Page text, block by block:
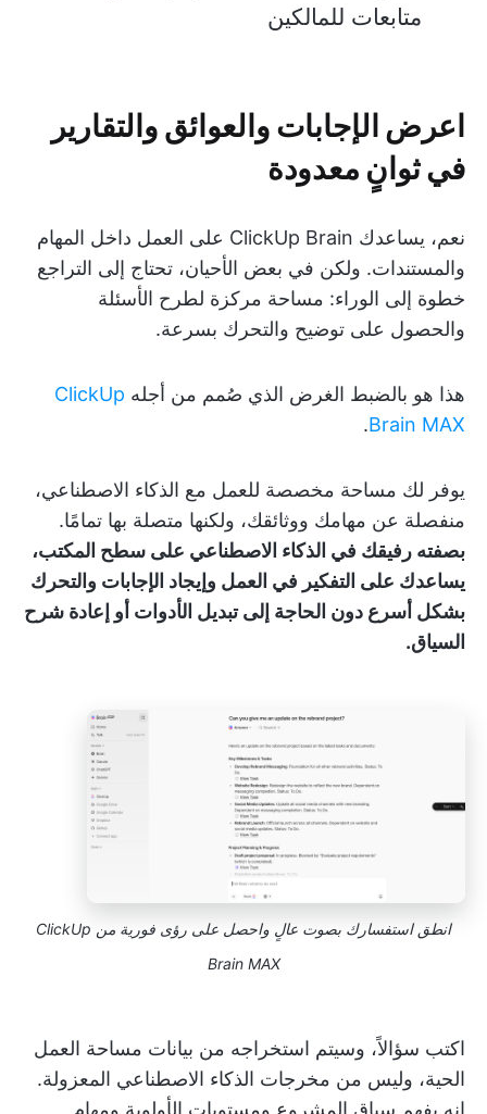
متابعات للمالكين
اعرض الإجابات والعوائق والتقارير
في ثوانٍ معدودة
نعم، يساعدك ClickUp Brain على العمل داخل المهام
والمستندات. ولكن في بعض الأحيان، تحتاج إلى التراجع
خطوة إلى الوراء: مساحة مركزة لطرح الأسئلة
والحصول على توضيح والتحرك بسرعة.
هذا هو بالضبط الغرض الذي صُمم من أجله ClickUp
Brain MAX
.
يوفر لك مساحة مخصصة للعمل مع الذكاء الاصطناعي،
منفصلة عن مهامك ووثائقك، ولكنها متصلة بها تمامًا.
بصفته رفيقك في الذكاء الاصطناعي على سطح المكتب،
يساعدك على التفكير في العمل وإيجاد الإجابات والتحرك
بشكل أسرع دون الحاجة إلى تبديل الأدوات أو إعادة شرح
السياق.
انطق استفسارك بصوت عالٍ واحصل على رؤى فورية من ClickUp
Brain MAX
اكتب سؤالاً، وسيتم استخراجه من بيانات مساحة العمل
الحية، وليس من مخرجات الذكاء الاصطناعي المعزولة.
إنه يفهم سياق المشروع ومستويات الأولوية ومهام